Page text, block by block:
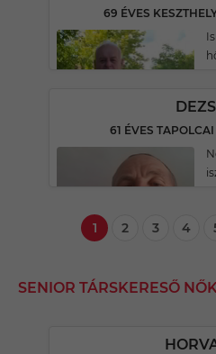
69 ÉVES
61 ÉVES
1 2 3 4
SENIOR TÁRSKERESŐ